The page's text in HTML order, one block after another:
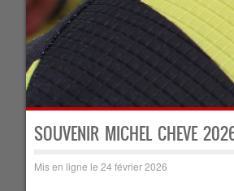
SOUVENIR MICHEL CHEVE
Mis en ligne le 24 février 2026